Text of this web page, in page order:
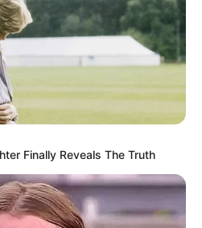
Finally Reveals The Truth